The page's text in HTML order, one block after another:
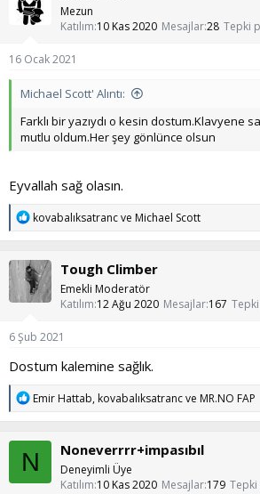
l
e
Mezun
Katılım 10 Kas 2020 Mesajlar28 Tepki
16 Ocak 2021
Michael Scott' Alıntı:
Farklı bir yazıydı o kesin dostum.Klavyene
mutlu oldum.Her şey gönlünce olsun
Eyvallah sağ olasın.
T
p
k
i
l
e
kovabalıksatrancve Michael Scott
Tough Climber
Emekli Moderatör
Katılım 12 Ağu 2020 Mesajlar 167
6 Şub 2021
Dostum kalemine sağlık.
T
p
k
l
e
Emir Hattab,kovabalıksatrancve MR.NO FAP
N Noneverrrr+impasıbıl
Deneyimli Üye
Katılım 10 Kas 2020 Mesajlar 179 Tepki